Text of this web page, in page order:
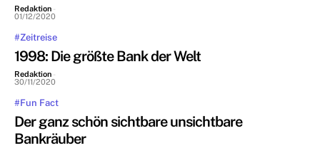
Redaktion -
01/12/2020
#Zeitreise
1998: Die größte Bank der Welt
Redaktion -
30/11/2020
#Fun Fact
Der ganz schön sichtbare unsichtbare
Bankräuber